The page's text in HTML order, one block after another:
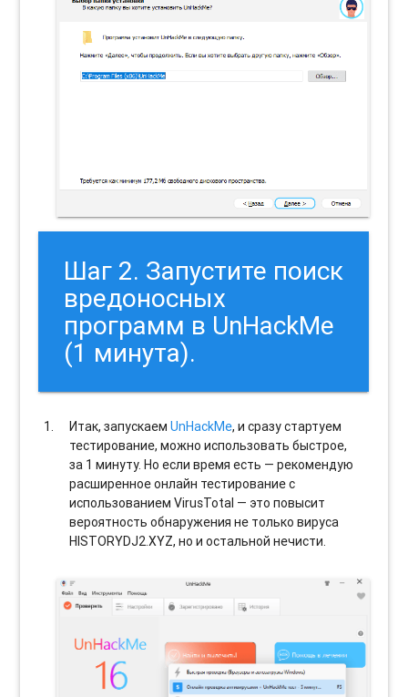
Шаг 2. Запустите поиск
вредоносных
программ в UnHackMe
(1 минута).
Итак, запускаемUnHackMe, и сразу стартуем
тестирование, можно использовать быстрое,
за 1 минуту. Но если время есть — рекомендую
расширенное онлайн тестирование с
использованием VirusTotal — это повысит
вероятность обнаружения не только вируса
HISTORYDJ2.XYZ, но и остальной нечисти.